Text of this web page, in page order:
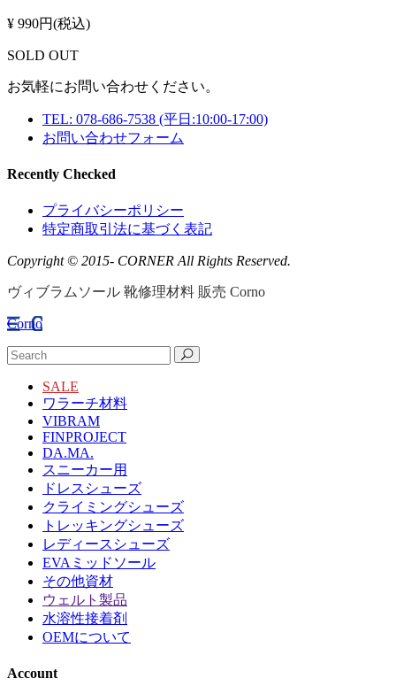
¥ 990円(税込)
SOLD OUT
お気軽にお問い合わせください。
TEL: 078-686-7538 (平日:10:00-17:00)
お問い合わせフォーム
Recently Checked
プライバシーポリシー
特定商取引法に基づく表記
Copyright © 2015- CORNER All Rights Reserved.
ヴィブラムソール 靴修理材料 販売 Corno
Corno
SALE
ワラーチ材料
VIBRAM
FINPROJECT
DA.MA.
スニーカー用
ドレスシューズ
クライミングシューズ
トレッキングシューズ
レディースシューズ
EVAミッドソール
その他資材
ウェルト製品
水溶性接着剤
OEMについて
Account